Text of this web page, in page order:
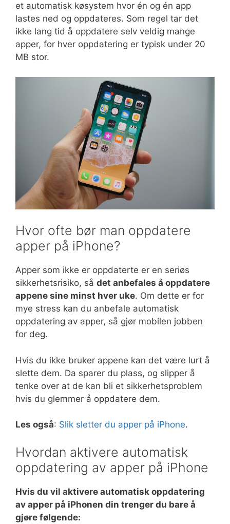
et automatisk køsystem hvor én og én app
lastes ned og oppdateres. Som regel tar det
ikke lang tid å oppdatere selv veldig mange
apper, for hver oppdatering er typisk under 20
MB stor.
Hvor ofte bør man oppdatere
apper på iPhone?
Apper som ikke er oppdaterte er en seriøs
sikkerhetsrisiko, så det anbefales å oppdatere
appene sine minst hver uke. Om dette er for
mye stress kan du anbefale automatisk
oppdatering av apper, så gjør mobilen jobben
for deg.
Hvis du ikke bruker appene kan det være lurt å
slette dem. Da sparer du plass, og slipper å
tenke over at de kan bli et sikkerhetsproblem
hvis du glemmer å oppdatere dem.
Les også: Slik sletter du apper på iPhone.
Hvordan aktivere automatisk
oppdatering av apper på iPhone
Hvis du vil aktivere automatisk oppdatering
av apper på iPhonen din trenger du bare å
gjøre følgende: